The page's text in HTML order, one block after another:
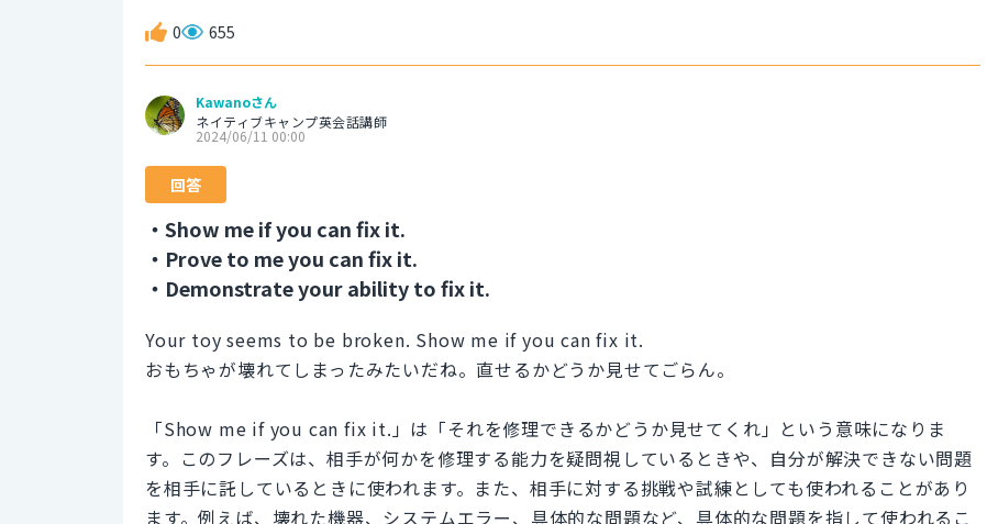
0 655
Kawanoさん
ネイティブキャンプ英会話講師
2024/06/11 00:00
回答
・Show me if you can fix it.
・Prove to me you can fix it.
・Demonstrate your ability to fix it.
Your toy seems to be broken. Show me if you can fix it.
おもちゃが壊れてしまったみたいだね。直せるかどうか見せてごらん。
「Show me if you can fix it.」は「それを修理できるかどうか見せてくれ」という意味になりま
す。このフレーズは、相手が何かを修理する能力を疑問視しているときや、自分が解決できない問題
を相手に託しているときに使われます。また、相手に対する挑戦や試練としても使われることがあり
ます。例えば、壊れた機器、システムエラー、具体的な問題など、具体的な問題を指して使われるこ